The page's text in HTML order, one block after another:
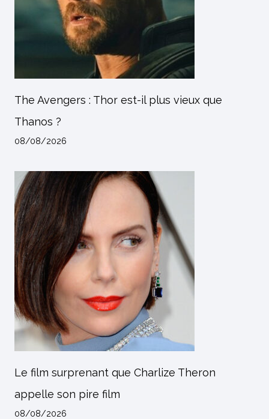
The Avengers : Thor est-il plus vieux que
Thanos ?
08/08/2026
Le film surprenant que Charlize Theron
appelle son pire film
08/08/2026